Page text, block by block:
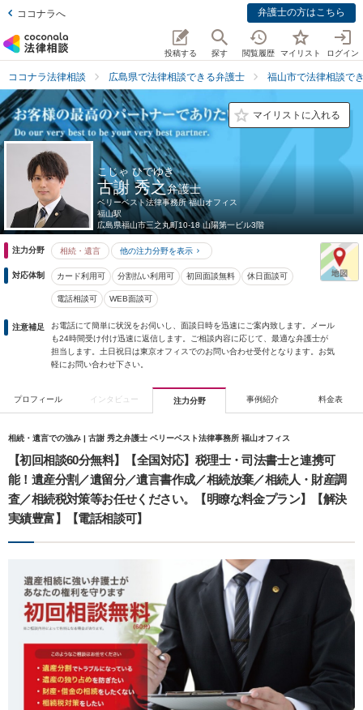
ココナラへ 弁護士の方はこちら
投稿する 探す 閲覧履歴 マイリスト ログイン
ココナラ法律相談 広島県で法律相談できる弁護士 福山市で法律相談で
マイリストに入れる
こじゃ ひでゆき
古謝 秀之弁護士
ベリーベスト法律事務所 福山オフィス
福山駅
広島県福山市三之丸町10-18 山陽第一ビル3階
注力分野 相続・遺言 他の注力分野を表示
対応体制 カード利用可 分割払い利用可 初回面談無料 休日面談可
電話相談可 WEB面談可
注意補足
お電話にて簡単に状況をお伺いし、面談日時を迅速にご案内致します。メール
も24時間受け付け迅速に返信します。ご相談内容に応じて、最適な弁護士が
担当します。土日祝日は東京オフィスでのお問い合わせ受付となります。お気
軽にお問い合わせ下さい。
プロフィール インタビュー 注力分野 事例紹介 料金表
相続・遺言での強み | 古謝 秀之弁護士 ベリーベスト法律事務所 福山オフィス
【初回相談60分無料】【全国対応】税理士・司法書士と連携可
能！遺産分割／遺留分／遺言書作成／相続放棄／相続人・財産調
査／相続税対策等お任せください。【明瞭な料金プラン】【解決
実績豊富】【電話相談可】